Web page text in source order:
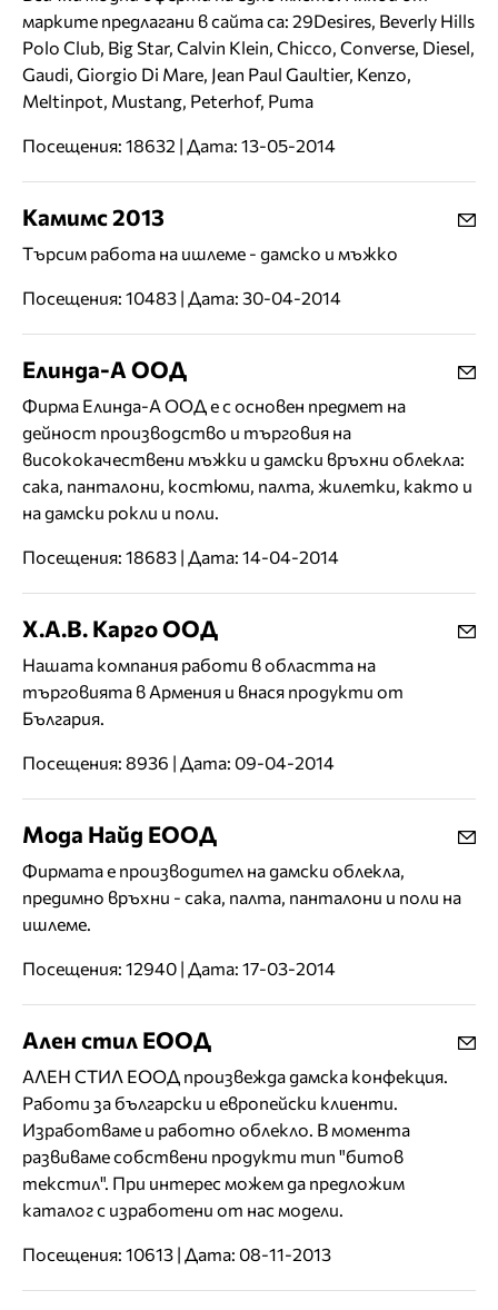
марките предлагани в сайта са: 29Desires, Beverly Hills
Polo Club, Big Star, Calvin Klein, Chicco, Converse, Diesel,
Gaudi, Giorgio Di Mare, Jean Paul Gaultier, Kenzo,
Meltinpot, Mustang, Peterhof, Puma
Посещения: 18632 | Дата: 13-05-2014
Камимс 2013
Tърсим работа на ишлеме - дамско и мъжко
Посещения: 10483 | Дата: 30-04-2014
Елинда-А ООД
Фирма Елинда-А ООД е с основен предмет на
дейност производство и търговия на
висококачествени мъжки и дамски връхни облекла:
сака, панталони, костюми, палта, жилетки, както и
на дамски рокли и поли.
Посещения: 18683 | Дата: 14-04-2014
Х.А.В. Карго ООД
Нашата компания работи в областта на
търговията в Армения и внася продукти от
България.
Посещения: 8936 | Дата: 09-04-2014
Мода Найд ЕООД
Фирмата е производител на дамски облекла,
предимно връхни - сака, палта, панталони и поли на
ишлеме.
Посещения: 12940 | Дата: 17-03-2014
Ален стил ЕООД
АЛЕН СТИЛ ЕООД произвежда дамска конфекция.
Работи за български и европейски клиенти.
Изработваме и работно облекло. В момента
развиваме собствени продукти тип "битов
текстил". При интерес можем да предложим
каталог с изработени от нас модели.
Посещения: 10613 | Дата: 08-11-2013